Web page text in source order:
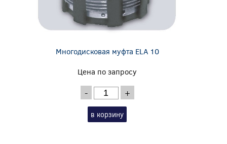
Многодисковая муфта ELA 10
Цена по запросу
- +
в корзину